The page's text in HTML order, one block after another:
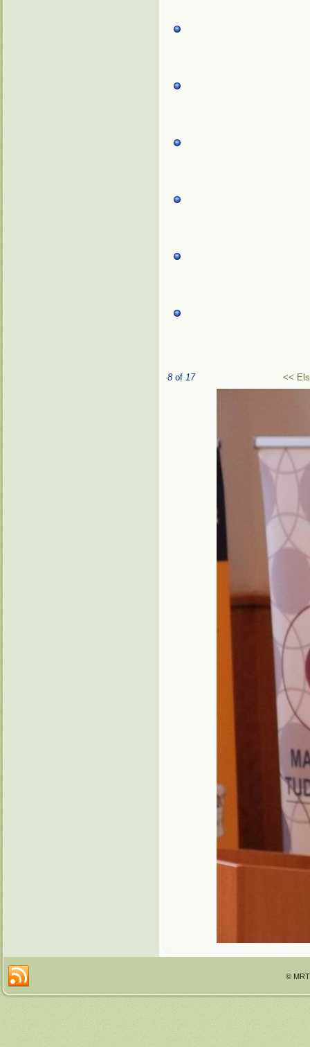
8of 17 <<
©